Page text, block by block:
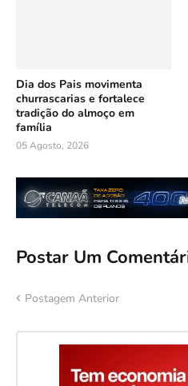
Dia dos Pais movimenta
churrascarias e fortalece
tradição do almoço em
família
05 Agosto, 2026
Postar Um
Postagem Anterior